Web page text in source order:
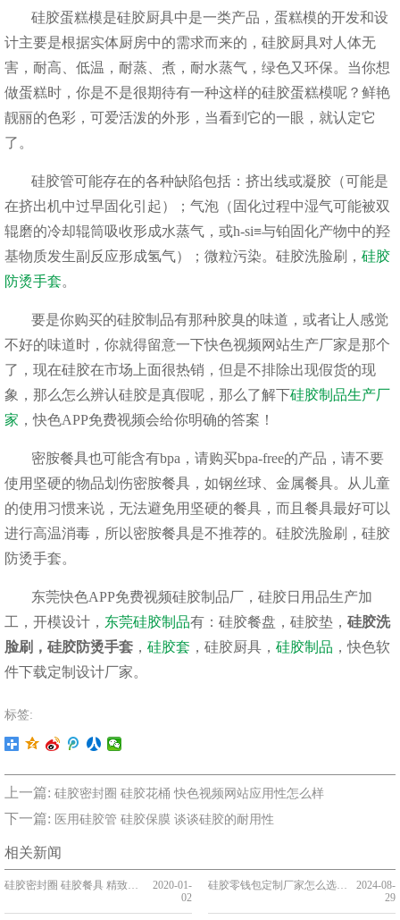
硅胶蛋糕模是硅胶厨具中是一类产品，蛋糕模的开发和设
计主要是根据实体厨房中的需求而来的，硅胶厨具对人体无
害，耐高、低温，耐蒸、煮，耐水蒸气，绿色又环保。当你想
做蛋糕时，你是不是很期待有一种这样的硅胶蛋糕模呢？鲜艳
靓丽的色彩，可爱活泼的外形，当看到它的一眼，就认定它
了。
硅胶管可能存在的各种缺陷包括：挤出线或凝胶（可能是
在挤出机中过早固化引起）；气泡（固化过程中湿气可能被双
辊磨的冷却辊筒吸收形成水蒸气，或h-si≡与铂固化产物中的羟
基物质发生副反应形成氢气）；微粒污染。硅胶洗脸刷， 硅胶
防烫手套。
要是你购买的硅胶制品有那种胶臭的味道，或者让人感觉
不好的味道时，你就得留意一下快色视频网站生产厂家是那个
了，现在硅胶在市场上面很热销，但是不排除出现假货的现
象，那么怎么辨认硅胶是真假呢，那么了解下硅胶制品生产厂
家 ，快色APP免费视频会给你明确的答案！
密胺餐具也可能含有bpa，请购买bpa-free的产品，请不要
使用坚硬的物品划伤密胺餐具，如钢丝球、金属餐具。从儿童
的使用习惯来说，无法避免用坚硬的餐具，而且餐具最好可以
进行高温消毒，所以密胺餐具是不推荐的。硅胶洗脸刷，硅胶
防烫手套。
东莞快色APP免费视频硅胶制品厂，硅胶日用品生产加
工，开模设计， 东莞硅胶制品有：硅胶餐盘，硅胶垫， 硅胶洗
脸刷，硅胶防烫手套 ， 硅胶套 ，硅胶厨具， 硅胶制品 ，快色软
件下载定制设计厂家。
标签:
上一篇: 硅胶密封圈 硅胶花桶 快色视频网站应用性怎么样
下一篇: 医用硅胶管 硅胶保膜 谈谈硅胶的耐用性
相关新闻
硅胶密封圈 硅胶餐具 精致实惠的快色软件下载 你应该拥有它
2020-01-
02
硅胶零钱包定制厂家怎么选，2024硅胶零钱包定制厂家推荐【选购指南】
2024-08-
29